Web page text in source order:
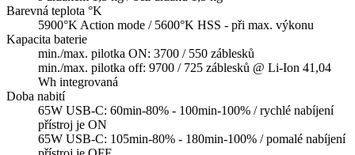
Barevná teplota °K
5900°K Action mode / 5600°K HSS - při max. výkonu
Kapacita baterie
min./max. pilotka ON: 3700 / 550 záblesků
min./max. pilotka off: 9700 / 725 záblesků @ Li-Ion 41,04
Wh integrovaná
Doba nabití
65W USB-C: 60min-80% - 100min-100% / rychlé nabíjení
přístroj je ON
65W USB-C: 105min-80% - 180min-100% / pomalé nabíjení